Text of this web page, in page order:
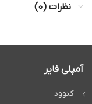
نظرات (0)
آمپلی فایر
کنوود